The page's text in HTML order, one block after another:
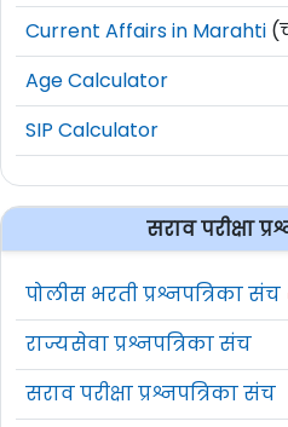
Current Affairs in Marahti
Age Calculator
SIP Calculator
सराव परीक्षा
पोलीस भरती प्रश्नपत्रिका संच
राज्यसेवा प्रश्नपत्रिका संच
सराव परीक्षा प्रश्नपत्रिका संच